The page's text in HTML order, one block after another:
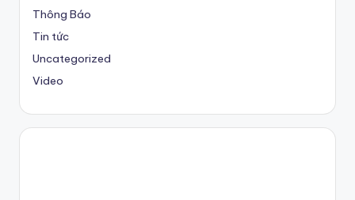
Thông Báo
Tin tức
Uncategorized
Video